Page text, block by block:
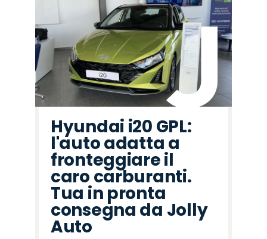
Hyundai i20 GPL:
l'auto adatta a
fronteggiare il
caro carburanti.
Tua in pronta
consegna da Jolly
Auto